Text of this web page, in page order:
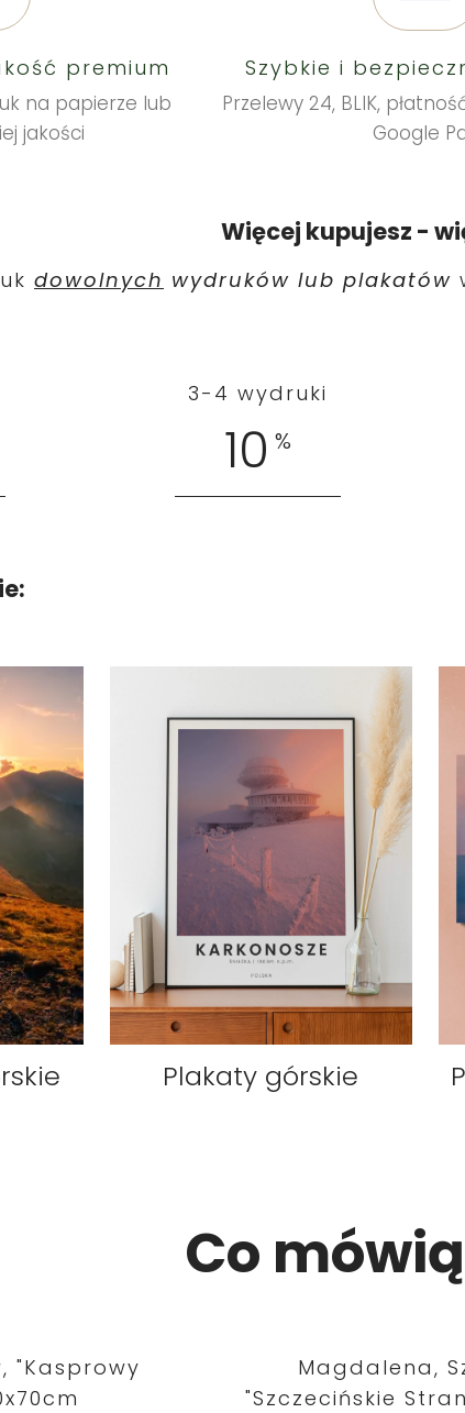
premium
na papierze lub
jakości
Szybkie i
Przelewy 24, BLIK,
Google
Więcej kupujesz -
dowolnych wydruków lub plakatów
3-4 wydruki
10 %
Plakaty górskie
Co
"Kasprowy
Magdalena,
"Szczecińskie